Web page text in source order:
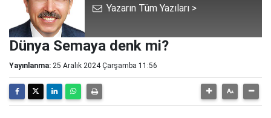
Yazarın Tüm Yazıları >
Dünya Semaya denk mi?
Yayınlanma: 25 Aralık 2024 Çarşamba 11:56